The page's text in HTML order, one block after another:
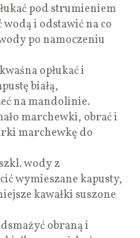
pod strumieniem
i odstawić na co
po namoczeniu
opłukać i
białą,
na mandolinie.
marchewki, obrać i
marchewkę do
wody z
wymieszane kapusty,
kawałki suszone
obraną i